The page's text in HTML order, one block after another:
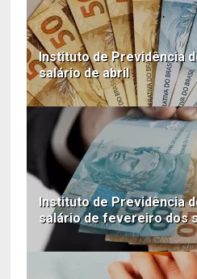
Instituto de Previdência
salário de abril
Instituto de Previdência
salário de fevereiro dos